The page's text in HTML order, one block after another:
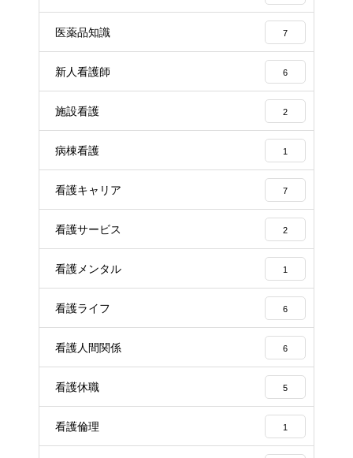
医薬品知識 7
新人看護師 6
施設看護 2
病棟看護 1
看護キャリア 7
看護サービス 2
看護メンタル 1
看護ライフ 6
看護人間関係 6
看護休職 5
看護倫理 1